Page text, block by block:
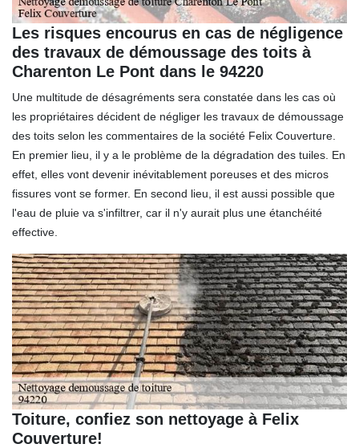
Les risques encourus en cas de négligence
des travaux de démoussage des toits à
Charenton Le Pont dans le 94220
Une multitude de désagréments sera constatée dans les cas où
les propriétaires décident de négliger les travaux de démoussage
des toits selon les commentaires de la société Felix Couverture.
En premier lieu, il y a le problème de la dégradation des tuiles. En
effet, elles vont devenir inévitablement poreuses et des micros
fissures vont se former. En second lieu, il est aussi possible que
l'eau de pluie va s'infiltrer, car il n'y aurait plus une étanchéité
effective.
Toiture, confiez son nettoyage à Felix
Couverture!